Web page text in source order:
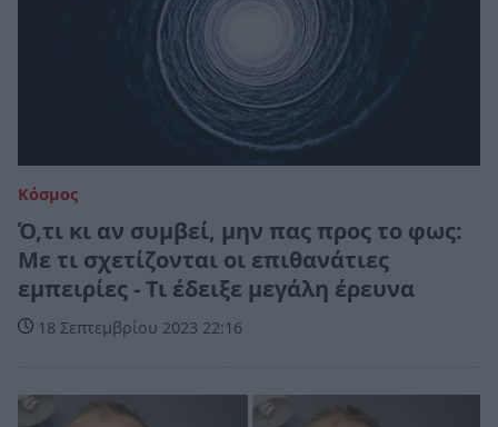
Κόσμος
Ό,τι κι αν συμβεί, μην πας προς το φως:
Με τι σχετίζονται οι επιθανάτιες
εμπειρίες - Τι έδειξε μεγάλη έρευνα
18 Σεπτεμβρίου 2023 22:16